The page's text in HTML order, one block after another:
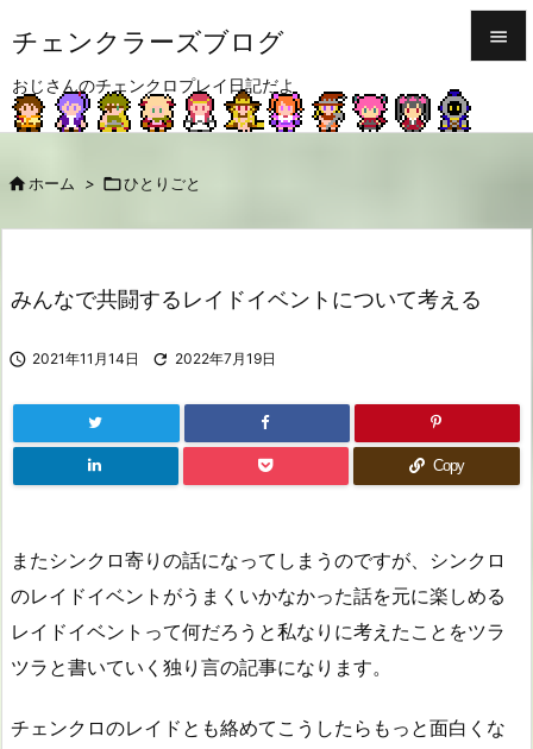
チェンクラーズブログ
おじさんのチェンクロプレイ日記だよ

前へ
 ホーム > ひとりごと
みんなで共闘するレイドイベントについて考える
 2021年11月14日  2022年7月19日
Copy
またシンクロ寄りの話になってしまうのですが、シンクロ
のレイドイベントがうまくいかなかった話を元に楽しめる
レイドイベントって何だろうと私なりに考えたことをツラ
ツラと書いていく独り言の記事になります。
チェンクロのレイドとも絡めてこうしたらもっと面白くな